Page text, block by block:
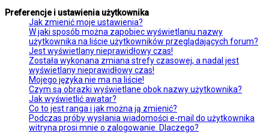
Preferencje i ustawienia użytkownika
Jak zmienić moje ustawienia?
W jaki sposób można zapobiec wyświetlaniu nazwy
użytkownika na liście użytkowników przeglądających forum?
Jest wyświetlany nieprawidłowy czas!
Została wykonana zmiana strefy czasowej, a nadal jest
wyświetlany nieprawidłowy czas!
Mojego języka nie ma na liście!
Czym są obrazki wyświetlane obok nazwy użytkownika?
Jak wyświetlić awatar?
Co to jest ranga i jak można ją zmienić?
Podczas próby wysłania wiadomości e-mail do użytkownika
witryna prosi mnie o zalogowanie. Dlaczego?